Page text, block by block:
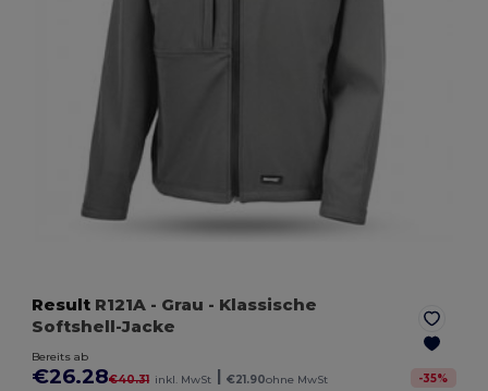
Result R121A - Grau - Klassische
Softshell-Jacke
Bereits ab
€26.28€40.31 inkl. MwSt | €21.90ohne MwSt -35%